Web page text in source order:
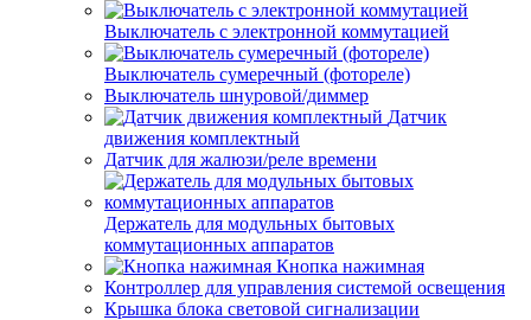
Выключатель с электронной коммутацией
Выключатель сумеречный (фотореле)
Выключатель шнуровой/диммер
Датчик
движения комплектный
Датчик для жалюзи/реле времени
Держатель для модульных бытовых
коммутационных аппаратов
Кнопка нажимная
Контроллер для управления системой освещения
Крышка блока световой сигнализации